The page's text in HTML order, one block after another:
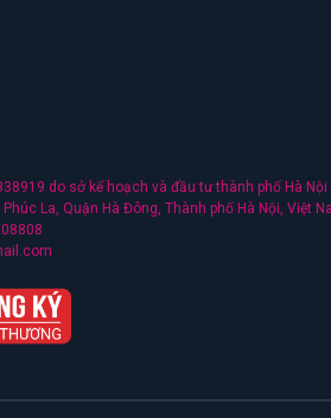
do sở kế hoạch và đầu tư thành phố Hà
La, Quận Hà Đông, Thành phố Hà Nội, Việt